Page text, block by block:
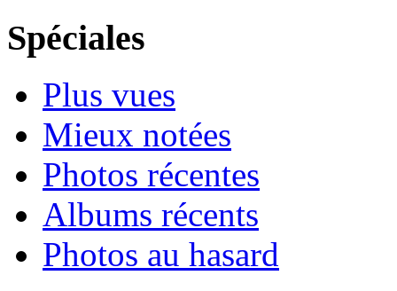
Spéciales
Plus vues
Mieux notées
Photos récentes
Albums récents
Photos au hasard